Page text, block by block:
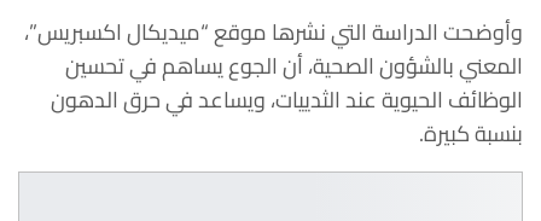
وأوضحت الدراسة التي نشرها موقع “ميديكال اكسبريس”،
المعني بالشؤون الصحية، أن الجوع يساهم في تحسين
الوظائف الحيوية عند الثدييات، ويساعد في حرق الدهون
بنسبة كبيرة.